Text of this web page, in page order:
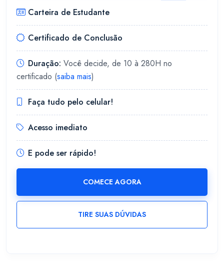
Carteira de Estudante
Certificado de Conclusão
Duração: Você decide, de 10 à 280H no
certificado (saiba mais)
Faça tudo pelo celular!
Acesso imediato
E pode ser rápido!
COMECE AGORA
TIRE SUAS DÚVIDAS